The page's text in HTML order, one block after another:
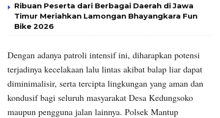
Ribuan Peserta dari Berbagai Daerah di Jawa
Timur Meriahkan Lamongan Bhayangkara Fun
Bike 2026
Dengan adanya patroli intensif ini, diharapkan potensi
terjadinya kecelakaan lalu lintas akibat balap liar dapat
diminimalisir, serta tercipta lingkungan yang aman dan
kondusif bagi seluruh masyarakat Desa Kedungsoko
maupun pengguna jalan lainnya. Polsek Mantup